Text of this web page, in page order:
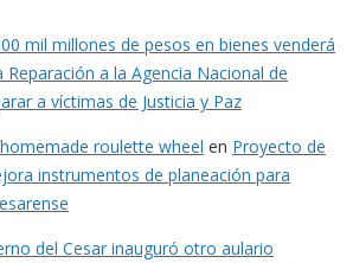
mil millones de pesos en bienes venderá
Reparación a la Agencia Nacional de
a víctimas de Justicia y Paz
roulette wheel en Proyecto de
instrumentos de planeación para
del Cesar inauguró otro aulario